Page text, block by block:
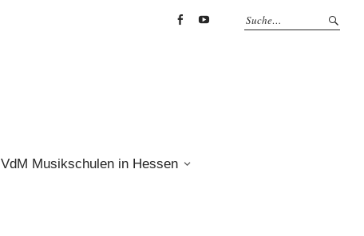
VdM Musikschulen in Hessen